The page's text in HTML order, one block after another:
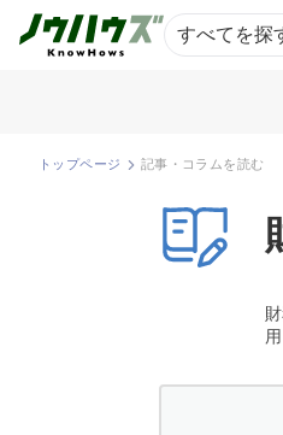
トップページ 記事・コラムを読む